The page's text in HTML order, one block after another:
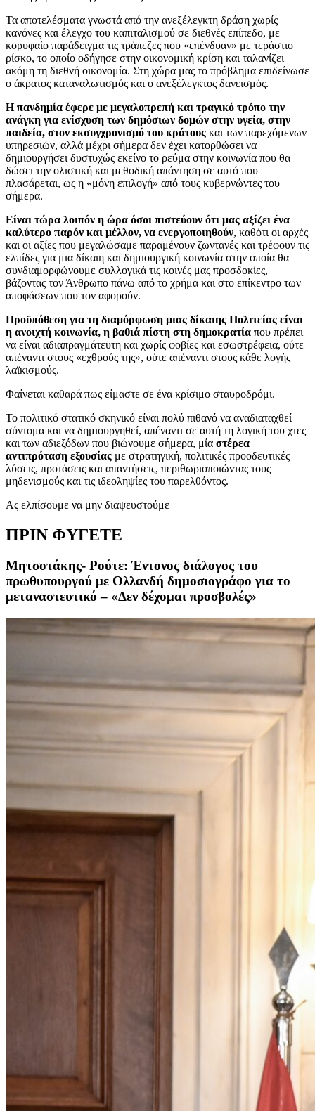
Τα αποτελέσματα γνωστά από την ανεξέλεγκτη δράση χωρίς
κανόνες και έλεγχο του καπιταλισμού σε διεθνές επίπεδο, με
κορυφαίο παράδειγμα τις τράπεζες που «επένδυαν» με τεράστιο
ρίσκο, το οποίο οδήγησε στην οικονομική κρίση και ταλανίζει
ακόμη τη διεθνή οικονομία. Στη χώρα μας το πρόβλημα επιδείνωσε
ο άκρατος καταναλωτισμός και ο ανεξέλεγκτος δανεισμός.
Η πανδημία έφερε με μεγαλοπρεπή και τραγικό τρόπο την
ανάγκη για ενίσχυση των δημόσιων δομών στην υγεία, στην
παιδεία, στον εκσυγχρονισμό του κράτους και των παρεχόμενων
υπηρεσιών, αλλά μέχρι σήμερα δεν έχει κατορθώσει να
δημιουργήσει δυστυχώς εκείνο το ρεύμα στην κοινωνία που θα
δώσει την ολιστική και μεθοδική απάντηση σε αυτό που
πλασάρεται, ως η «μόνη επιλογή» από τους κυβερνώντες του
σήμερα.
Είναι τώρα λοιπόν η ώρα όσοι πιστεύουν ότι μας αξίζει ένα
καλύτερο παρόν και μέλλον, να ενεργοποιηθούν, καθότι οι αρχές
και οι αξίες που μεγαλώσαμε παραμένουν ζωντανές και τρέφουν τις
ελπίδες για μια δίκαιη και δημιουργική κοινωνία στην οποία θα
συνδιαμορφώνουμε συλλογικά τις κοινές μας προσδοκίες,
βάζοντας τον Άνθρωπο πάνω από το χρήμα και στο επίκεντρο των
αποφάσεων που τον αφορούν.
Προϋπόθεση για τη διαμόρφωση μιας δίκαιης Πολιτείας είναι
η ανοιχτή κοινωνία, η βαθιά πίστη στη δημοκρατία που πρέπει
να είναι αδιαπραγμάτευτη και χωρίς φοβίες και εσωστρέφεια, ούτε
απέναντι στους «εχθρούς της», ούτε απέναντι στους κάθε λογής
λαϊκισμούς.
Φαίνεται καθαρά πως είμαστε σε ένα κρίσιμο σταυροδρόμι.
Το πολιτικό στατικό σκηνικό είναι πολύ πιθανό να αναδιαταχθεί
σύντομα και να δημιουργηθεί, απέναντι σε αυτή τη λογική του χτες
και των αδιεξόδων που βιώνουμε σήμερα, μία στέρεα
αντιπρόταση εξουσίας με στρατηγική, πολιτικές προοδευτικές
λύσεις, προτάσεις και απαντήσεις, περιθωριοποιώντας τους
μηδενισμούς και τις ιδεοληψίες του παρελθόντος.
Ας ελπίσουμε να μην διαψευστούμε
ΠΡΙΝ ΦΥΓΕΤΕ
Μητσοτάκης- Ρούτε: Έντονος διάλογος του
πρωθυπουργού με Ολλανδή δημοσιογράφο για το
μεταναστευτικό – «Δεν δέχομαι προσβολές»